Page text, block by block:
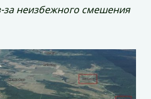
за неизбежного смешения